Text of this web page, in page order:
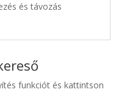
és távozás
funkciót és kattintson